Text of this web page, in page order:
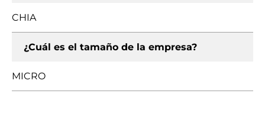
CHIA
¿Cuál es el tamaño de la empresa?
MICRO